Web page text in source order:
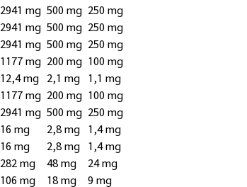
2941 mg 500 mg 250 mg
2941 mg 500 mg 250 mg
2941 mg 500 mg 250 mg
1177 mg 200 mg 100 mg
12,4 mg 2,1 mg
1,1 mg
1177 mg 200 mg 100 mg
2941 mg 500 mg 250 mg
16 mg 2,8 mg
1,4 mg
16 mg 2,8 mg
1,4 mg
282 mg 48 mg
24 mg
106 mg 18 mg
9 mg